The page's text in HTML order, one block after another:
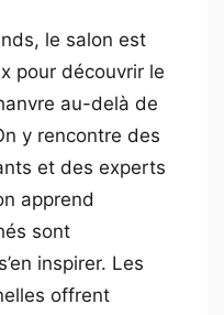
le salon est
pour découvrir le
au-delà de
y rencontre des
et des experts
apprend
sont
inspirer. Les
offrent